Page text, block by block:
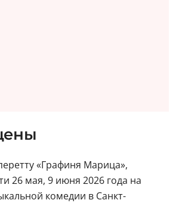
«Графиня Марица»,
26 мая, 9 июня 2026 года на
комедии в Санкт-